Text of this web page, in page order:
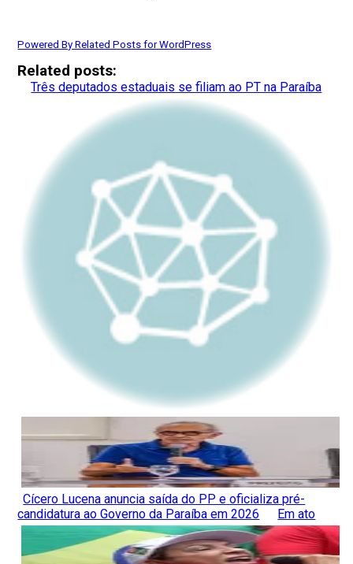
Powered By Related Posts for WordPress
Related posts:
Três deputados estaduais se filiam ao PT na Paraíba
Cícero Lucena anuncia saída do PP e oficializa pré-
candidatura ao Governo da Paraíba em 2026
Em ato